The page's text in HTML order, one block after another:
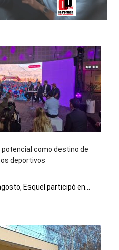
como destino de
deportivos
Esquel participó en...